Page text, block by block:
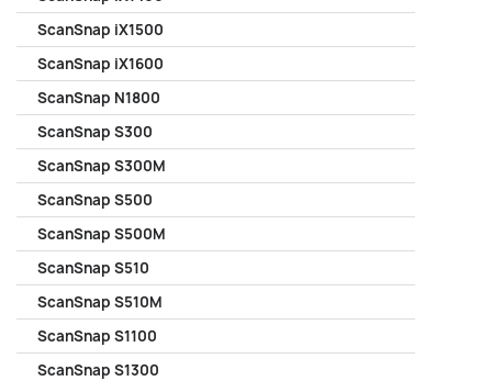
ScanSnap iX1500
ScanSnap iX1600
ScanSnap N1800
ScanSnap S300
ScanSnap S300M
ScanSnap S500
ScanSnap S500M
ScanSnap S510
ScanSnap S510M
ScanSnap S1100
ScanSnap S1300